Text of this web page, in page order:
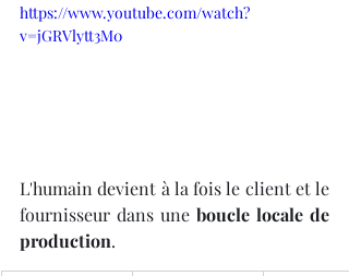
https://www.youtube.com/watch?
v=jGRVlytt3M0
L'humain devient à la fois le client et le
fournisseur dans une boucle locale de
production.